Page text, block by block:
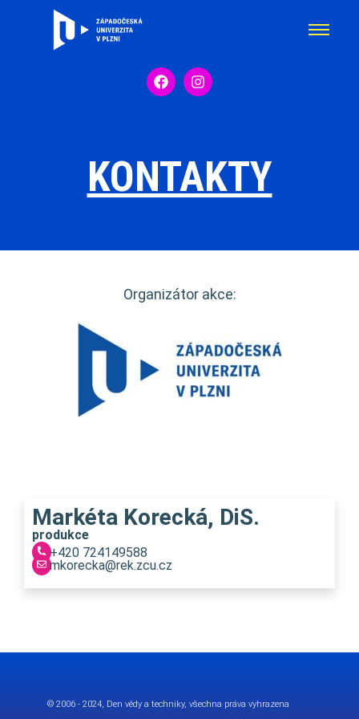
KONTAKTY
Organizátor akce:
Markéta Korecká, DiS.
produkce
+420 724149588
mkorecka@rek.zcu.cz
© 2006 - 2024, Den vědy a techniky, všechna práva vyhrazena
Royal Elementor Kit Šablona od WP Royal